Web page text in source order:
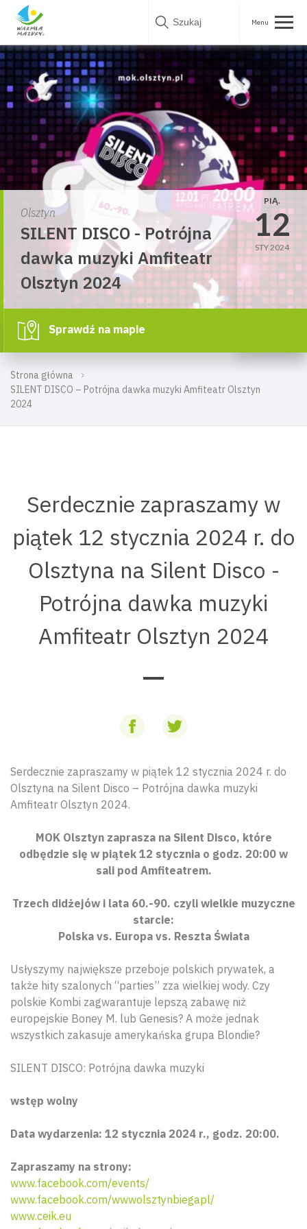
Skip
Strona główna
SILENT DISCO – Potrójna dawka muzyki Amfiteatr Olsztyn
2024
Olsztyn
SILENT DISCO - Potrójna
dawka muzyki Amfiteatr
Olsztyn 2024
PIĄ.
12
STY 2024
Sprawdź na mapie
Serdecznie zapraszamy w
piątek 12 stycznia 2024 r. do
Olsztyna na Silent Disco -
Potrójna dawka muzyki
Amfiteatr Olsztyn 2024
Serdecznie zapraszamy w piątek 12 stycznia 2024 r. do
Olsztyna na Silent Disco – Potrójna dawka muzyki
Amfiteatr Olsztyn 2024.
MOK Olsztyn zaprasza na Silent Disco, które
odbędzie się w piątek 12 stycznia o godz. 20:00 w
sali pod Amfiteatrem.
Trzech didżejów i lata 60.-90. czyli wielkie muzyczne
starcie:
Polska vs. Europa vs. Reszta Świata
Usłyszymy największe przeboje polskich prywatek, a
także hity szalonych “parties” zza wielkiej wody. Czy
polskie Kombi zagwarantuje lepszą zabawę niż
europejskie Boney M. lub Genesis? A może jednak
wszystkich zakasuje amerykańska grupa Blondie?
SILENT DISCO: Potrójna dawka muzyki
wstęp wolny
Data wydarzenia: 12 stycznia 2024 r., godz. 20:00.
Zapraszamy na strony:
www.facebook.com/events/
www.facebook.com/wwwolsztynbiegapl/
www.ceik.eu